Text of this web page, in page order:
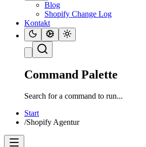
Blog
Shopify Change Log
Kontakt
Command Palette
Search for a command to run...
Start
/Shopify Agentur